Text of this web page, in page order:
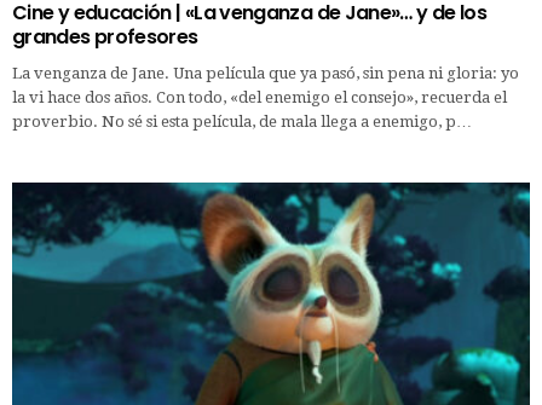
Cine y educación | «La venganza de Jane»… y de los
grandes profesores
La venganza de Jane. Una película que ya pasó, sin pena ni gloria: yo
la vi hace dos años. Con todo, «del enemigo el consejo», recuerda el
proverbio. No sé si esta película, de mala llega a enemigo, p…